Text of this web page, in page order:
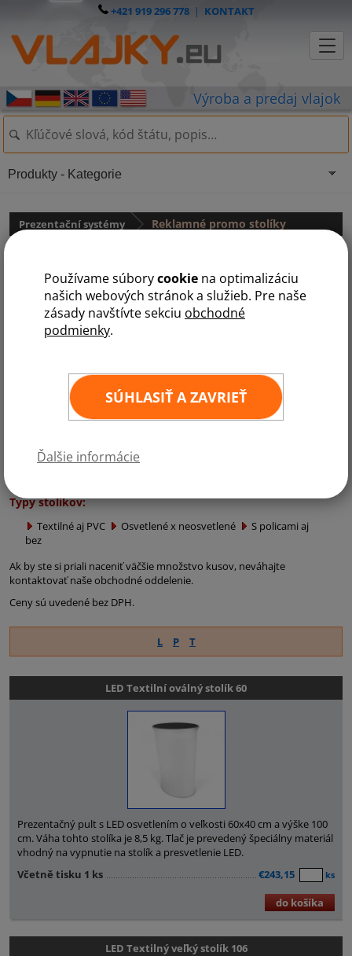
Používame súborycookie na optimalizáciu
našich webových stránok a služieb. Pre naše
zásady navštívte sekciu obchodné
podmienky.
SÚHLASIŤ A ZAVRIEŤ
Ďalšie informácie
+421 919 296 778| KONTAKT
Prezentační systémy Reklamné promo stolíky
Reklamné reprezentačné stolíkysú vhodné na rôzne prezentačné
akcie - veľtrhy, ochutnávky, eventy, reklamné akcie a ďalšie. Ponúkame
promo stolíky vrátane tlače aj ako samostatné konštrukcie. V ponuke
máme niekoľko typov od PVC tlače, cez textilné, ale aj osvetlené
Reklamné stolíky ponúkame textilné aj PVC.
Na výber typy s policami aj bez.
Veľký výber tvarov a veľkostí.
Vyrábame LED podsvietené reprezentačné pulty.
Je možné dodať len konštrukciu alebo tiež konštrukciu vrátane tlače.
Typy stolíkov:
Textilné aj PVC Osvetlené x neosvetlené
S policami aj
bez
Ak by ste si priali naceniť väčšie množstvo kusov, neváhajte
kontaktovať naše obchodné oddelenie.
Ceny sú uvedené bez DPH.
L P T
LED Textilní oválný stolík 60
Prezentačný pult s LED osvetlením o veľkosti 60x40 cm a výške 100
cm. Váha tohto stolíka je 8,5 kg. Tlač je prevedený špeciálny materiál
vhodný na vypnutie na stolík a presvetlenie LED.
Včetně tisku 1 ks
€243,15 ks
do košíka
LED Textilný veľký stolík 106
Produkty - Kategorie